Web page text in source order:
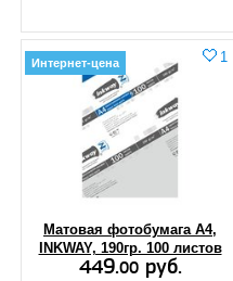
Матовая фотобумага А4,
INKWAY, 190гр. 100 листов
1
Интернет-цена
449.00руб.